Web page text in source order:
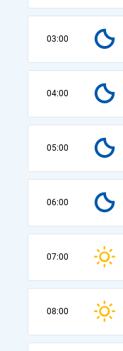
03:00
04:00
05:00
06:00
07:00
08:00